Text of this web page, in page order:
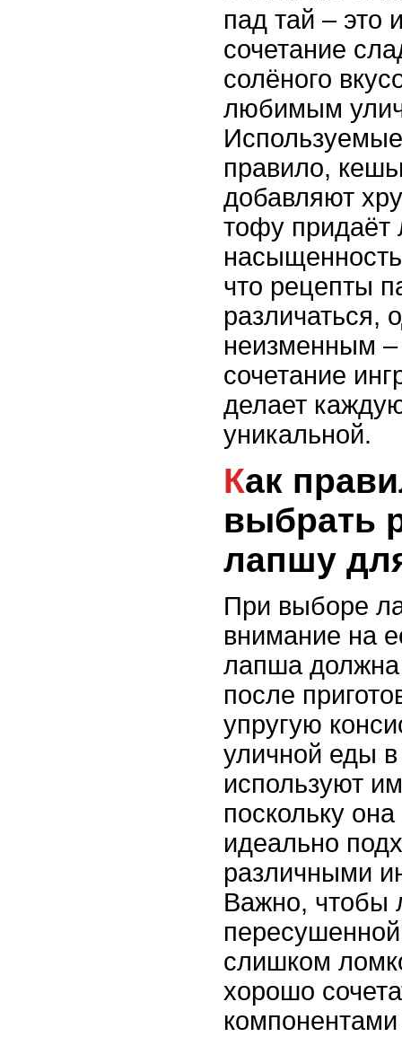
пад тай – это
сочетание
солёного
любимым
правило,
добавляют
тофу придаёт
что рецепты
различаться,
неизменным –
сочетание
делает
уникальной.
Как правильно
выбрать
лапшу
При выборе
внимание на
лапша должна
после
упругую
уличной еды
используют
поскольку
идеально
различными
Важно, чтобы
слишком
хорошо